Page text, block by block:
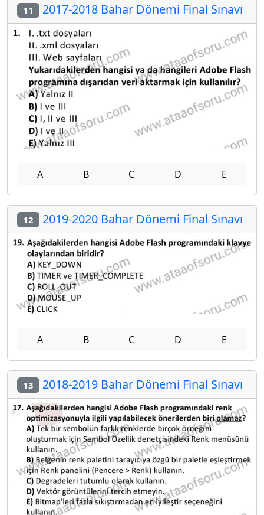
11 2017-2018 Bahar Dönemi Final Sınavı
A B C D E
12 2019-2020 Bahar Dönemi Final Sınavı
A B C D E
13 2018-2019 Bahar Dönemi Final Sınavı